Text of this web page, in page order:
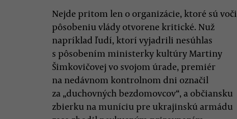
Nejde pritom len o organizácie, ktoré sú voči
pôsobeniu vlády otvorene kritické. Nuž
napríklad ľudí, ktorí vyjadrili nesúhlas
s pôsobením ministerky kultúry Martiny
Šimkovičovej vo svojom úrade, premiér
na nedávnom kontrolnom dni označil
za „duchovných bezdomovcov“, a občiansku
zbierku na muníciu pre ukrajinskú armádu